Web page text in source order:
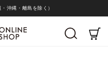
沖縄・離島を除く）